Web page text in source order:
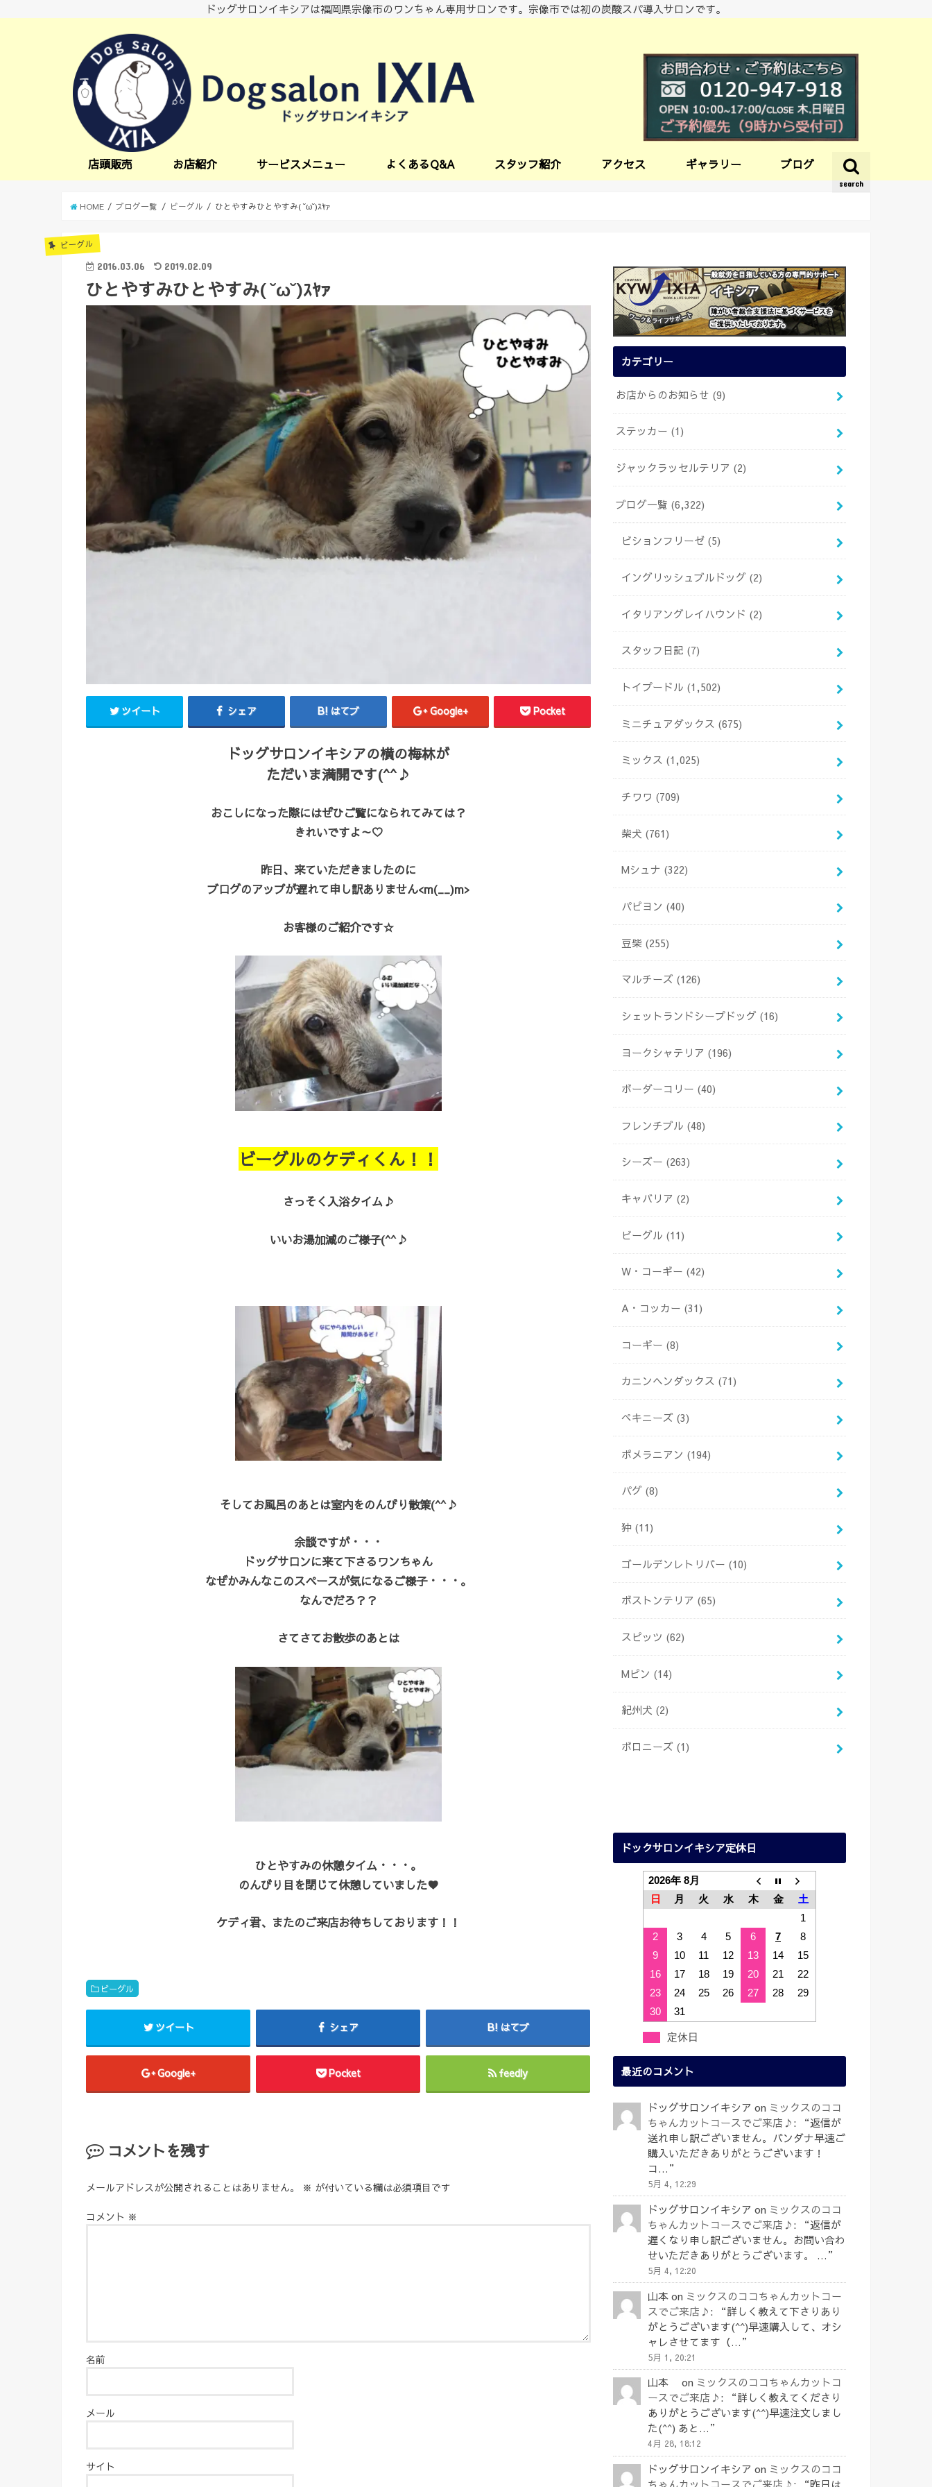
ドッグサロンイキシアは福岡県宗像市のワンちゃん専用サロンです。宗像市では初の炭酸スパ導入サロンです。
search
店頭販売 お店紹介 サービスメニュー よくあるQ&A スタッフ紹介 アクセス ギャラリー ブログ
HOME ブログ一覧 ビーグル ひとやすみひとやすみ( ˘ω˘)ｽﾔｧ
ビーグル
2016.03.06 2019.02.09
ひとやすみひとやすみ( ˘ω˘)ｽﾔｧ
ツイート シェア はてブ Google+ Pocket
ドッグサロンイキシアの横の梅林が
ただいま満開です(^^♪
おこしになった際にはぜひご覧になられてみては？
きれいですよ～♡
昨日、来ていただきましたのに
ブログのアップが遅れて申し訳ありません<m(__)m>
お客様のご紹介です☆
ビーグルのケディくん！！
さっそく入浴タイム♪
いいお湯加減のご様子(^^♪
そしてお風呂のあとは室内をのんびり散策(^^♪
余談ですが・・・
ドッグサロンに来て下さるワンちゃん
なぜかみんなこのスペースが気になるご様子・・・。
なんでだろ？？
さてさてお散歩のあとは
ひとやすみの休憩タイム・・・。
のんびり目を閉じて休憩していました♥
ケディ君、またのご来店お待ちしております！！
ビーグル
ツイート シェア はてブ
Google+ Pocket feedly
コメントを残す
メールアドレスが公開されることはありません。 ※ が付いている欄は必須項目です
コメント ※
名前
メール
サイト
カテゴリー
お店からのお知らせ (9)
ステッカー (1)
ジャックラッセルテリア (2)
ブログ一覧 (6,322)
ビションフリーゼ (5)
イングリッシュブルドッグ (2)
イタリアングレイハウンド (2)
スタッフ日記 (7)
トイプードル (1,502)
ミニチュアダックス (675)
ミックス (1,025)
チワワ (709)
柴犬 (761)
Mシュナ (322)
パピヨン (40)
豆柴 (255)
マルチーズ (126)
シェットランドシープドッグ (16)
ヨークシャテリア (196)
ボーダーコリー (40)
フレンチブル (48)
シーズー (263)
キャバリア (2)
ビーグル (11)
W・コーギー (42)
A・コッカー (31)
コーギー (8)
カニンヘンダックス (71)
ペキニーズ (3)
ポメラニアン (194)
パグ (8)
狆 (11)
ゴールデンレトリバー (10)
ボストンテリア (65)
スピッツ (62)
Mピン (14)
紀州犬 (2)
ボロニーズ (1)
ドックサロンイキシア定休日
2026年 8月
日
月 火 水 木 金
土
1
2
3 4 5 6 7
8
9
10 11 12 13 14
15
16
17 18 19 20 21
22
23
24 25 26 27 28
29
30
31
定休日
最近のコメント
ドッグサロンイキシア on ミックスのココ
ちゃんカットコースでご来店♪ : “返信が
送れ申し訳ございません。バンダナ早速ご
購入いただきありがとうございます！
コ… ”
5月 4, 12:29
ドッグサロンイキシア on ミックスのココ
ちゃんカットコースでご来店♪ : “返信が
遅くなり申し訳ございません。お問い合わ
せいただきありがとうございます。 … ”
5月 4, 12:20
山本 on ミックスのココちゃんカットコー
スでご来店♪ : “詳しく教えて下さりあり
がとうございます(^^)早速購入して、オシ
ャレさせてます（… ”
5月 1, 20:21
山本 on ミックスのココちゃんカットコ
ースでご来店♪ : “詳しく教えてくださり
ありがとうございます(^^)早速注文しまし
た(^^) あと… ”
4月 28, 18:12
ドッグサロンイキシア on ミックスのココ